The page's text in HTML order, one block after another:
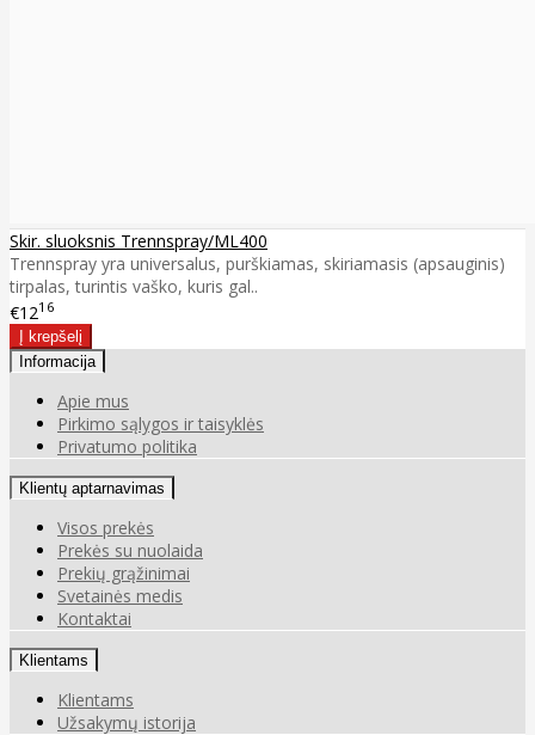
Skir. sluoksnis Trennspray/ML400
Trennspray yra universalus, purškiamas, skiriamasis (apsauginis)
tirpalas, turintis vaško, kuris gal..
€1216
Informacija
Apie mus
Pirkimo sąlygos ir taisyklės
Privatumo politika
Klientų aptarnavimas
Visos prekės
Prekės su nuolaida
Prekių grąžinimai
Svetainės medis
Kontaktai
Klientams
Klientams
Užsakymų istorija